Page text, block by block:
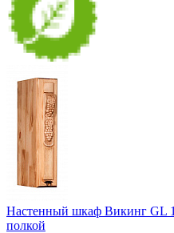
Настенный шкаф Викинг GL
полкой